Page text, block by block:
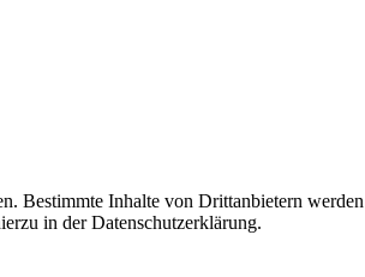
Bestimmte Inhalte von Drittanbietern
in der Datenschutzerklärung.